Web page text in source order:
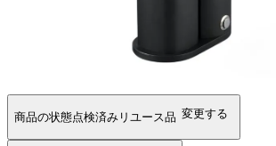
商品の状態点検済みリユース品 変更する